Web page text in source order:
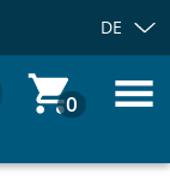
DE
0